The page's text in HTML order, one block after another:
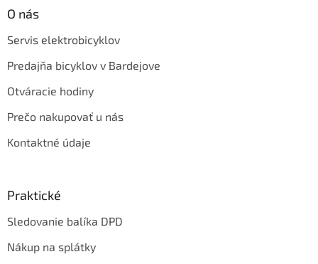
O nás
Servis elektrobicyklov
Predajňa bicyklov v Bardejove
Otváracie hodiny
Prečo nakupovať u nás
Kontaktné údaje
Praktické
Sledovanie balíka DPD
Nákup na splátky